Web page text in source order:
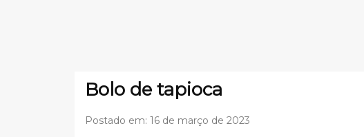
Bolo de tapioca
Postado em: 16 de março de 2023